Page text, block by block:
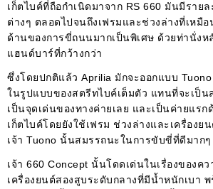
เก็ตไบค์ที่ถือกำเนิดมาจาก RS 660 มันมีราย
ต่างๆ ตลอดไปจนถึงเฟรมและช่วงล่างที่เหมื
ด้านของการขี่ถนนมากเป็นพิเศษ ด้วยท่านั่งห
แฮนด์บาร์ที่กว้างกว่า
ซึ่งโดยปกติแล้ว Aprilia มักจะออกแบบ
ในรูปแบบของสตรีทไบค์เต็มตัว แทนที่จะเป็น
เป็นจุดเด่นของทางค่ายเลย และเป็นค่ายแร
เก็ตไบค์โดยยังใช้เฟรม ช่วงล่างและเครื่องย
เจ้า Tuono นั้นสมรรถนะในการขับขี่ที่ดีมากๆ
เจ้า 660 Concept นั้นโดดเด่นในเรื่องของค
เครื่องยนต์สองสูบระดับกลางที่มีน้ำหนักเบา